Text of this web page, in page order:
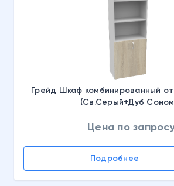
Грейд Шкаф комбинированный
(Св.Серый+Дуб
Цена по
Подробнее